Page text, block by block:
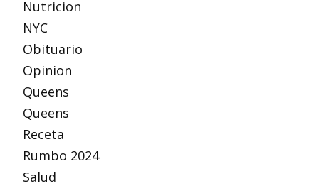
Nutricion
NYC
Obituario
Opinion
Queens
Queens
Receta
Rumbo 2024
Salud